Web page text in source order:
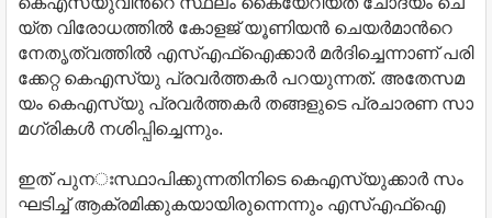
യ്ത വി​രോ​ധ​ത്തി​ല്‍ കോ​ള​ജ് യൂ​ണി​യ​ന്‍ ചെ​യ​ര്‍​മാ​ന്‍റെ
നേ​തൃ​ത്വ​ത്തി​ല്‍ എ​സ്‌എ​ഫ്‌ഐ​ക്കാ​ര്‍ മ​ര്‍​ദി​ച്ചെ​ന്നാ​ണ് പ​രി​
ക്കേ​റ്റ കെ​എ​സ്‌​യു പ്ര​വ​ര്‍​ത്ത​ക​ര്‍ പ​റ​യു​ന്ന​ത്. അ​തേ​സ​മ​
യം കെ​എ​സ്‌യു ​പ്ര​വ​ര്‍​ത്ത​ക​ര്‍ ത​ങ്ങ​ളു​ടെ പ്ര​ചാ​ര​ണ സാ​
മ​ഗ്രി​ക​ള്‍ ന​ശി​പ്പി​ച്ചെ​ന്നും.
ഇ​ത് പു​ന​ഃസ്ഥാ​പി​ക്കു​ന്ന​തി​നി​ടെ കെ​എ​സ്‌​യുക്കാ​ര്‍ സം​
ഘ​ടി​ച്ച്‌ ആ​ക്ര​മി​ക്കു​ക​യാ​യി​രു​ന്നെ​ന്നും എ​സ്‌എ​ഫ്‌ഐ